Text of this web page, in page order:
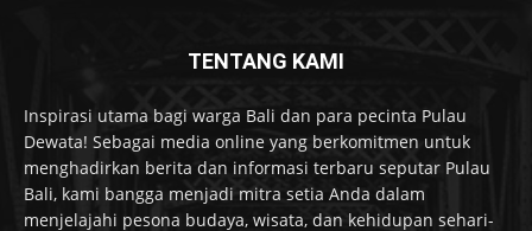
TENTANG KAMI
Inspirasi utama bagi warga Bali dan para pecinta Pulau
Dewata! Sebagai media online yang berkomitmen untuk
menghadirkan berita dan informasi terbaru seputar Pulau
Bali, kami bangga menjadi mitra setia Anda dalam
menjelajahi pesona budaya, wisata, dan kehidupan sehari-